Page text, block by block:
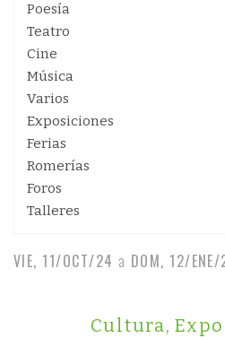
Poesía
Teatro
Cine
Música
Varios
Exposiciones
Ferias
Romerías
Foros
Talleres
VIE, 11/OCT/24 a DOM, 12/ENE/
Cultura,